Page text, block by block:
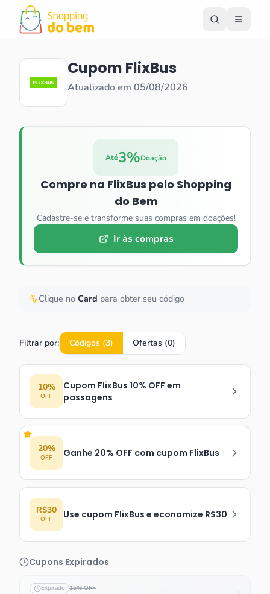
Cupom FlixBus
Atualizado em 05/08/2026
Até3%Doação
Compre na FlixBus pelo Shopping
do Bem
Cadastre-se e transforme suas compras em doações!
Ir às compras
Clique no Card para obter seu código
Filtrar por: Códigos (3) Ofertas (0)
10%
OFF
Cupom FlixBus 10% OFF em
passagens
20%
OFF Ganhe 20% OFF com cupom FlixBus
R$30
OFF Use cupom FlixBus e economize R$30
Cupons Expirados
Expirado 15% OFF